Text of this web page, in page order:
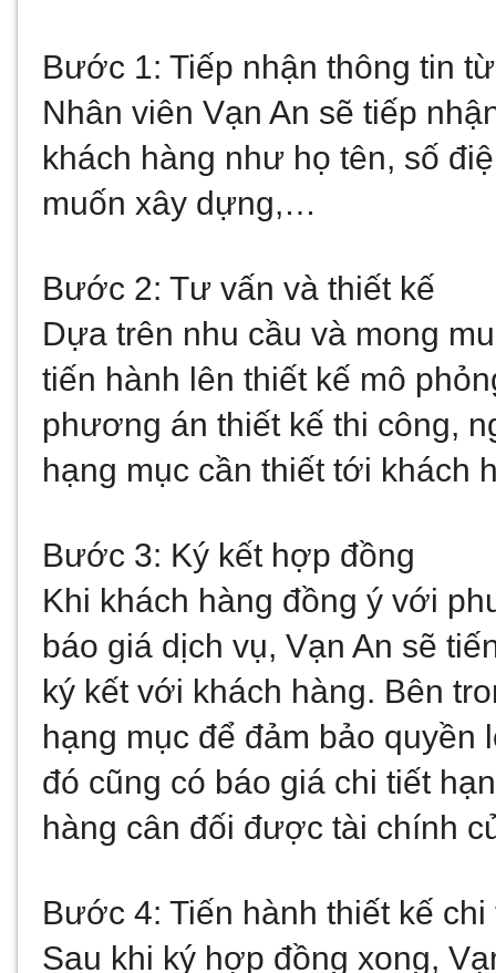
Bước 1: Tiếp nhận thông tin
Nhân viên Vạn An sẽ tiếp
khách hàng như họ tên, số
muốn xây dựng,…
Bước 2: Tư vấn và thiết kế
Dựa trên nhu cầu và mong
tiến hành lên thiết kế mô
phương án thiết kế thi công,
hạng mục cần thiết tới khách
Bước 3: Ký kết hợp đồng
Khi khách hàng đồng ý với
báo giá dịch vụ, Vạn An sẽ
ký kết với khách hàng. Bên
hạng mục để đảm bảo
đó cũng có báo giá chi tiết
hàng cân đối được tài chính
Bước 4: Tiến hành thiết kế chi
Sau khi ký hợp đồng xong,